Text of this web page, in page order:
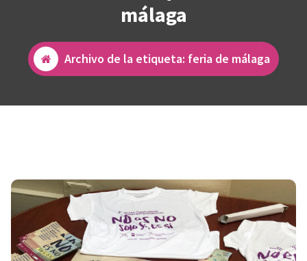
málaga
Archivo de la etiqueta: feria de málaga